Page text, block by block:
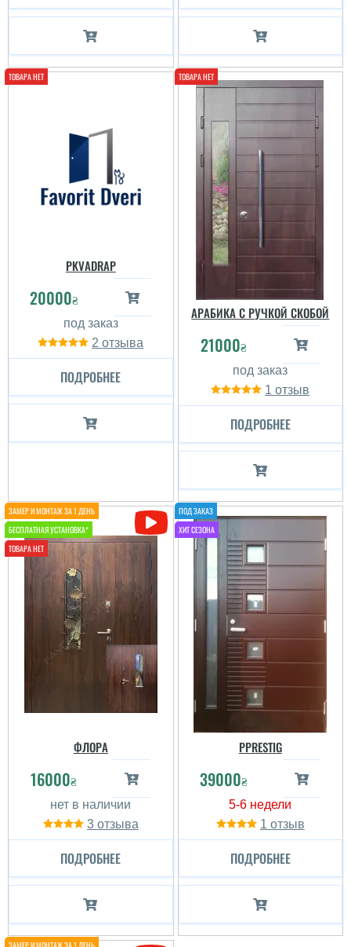
PKVADRAP
20000₴
2
ПОДРОБНЕЕ
АРАБИКА С РУЧКОЙ СКОБОЙ
21000₴
1
ПОДРОБНЕЕ
ФЛОРА
16000₴
3
ПОДРОБНЕЕ
PPRESTIG
39000₴
1
ПОДРОБНЕЕ